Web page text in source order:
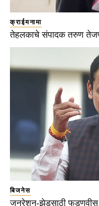
क्राईमनामा
तेहलकाचे संपादक तरुण
बिजनेस
जनरेशन-झेडसाठी फडणवीस